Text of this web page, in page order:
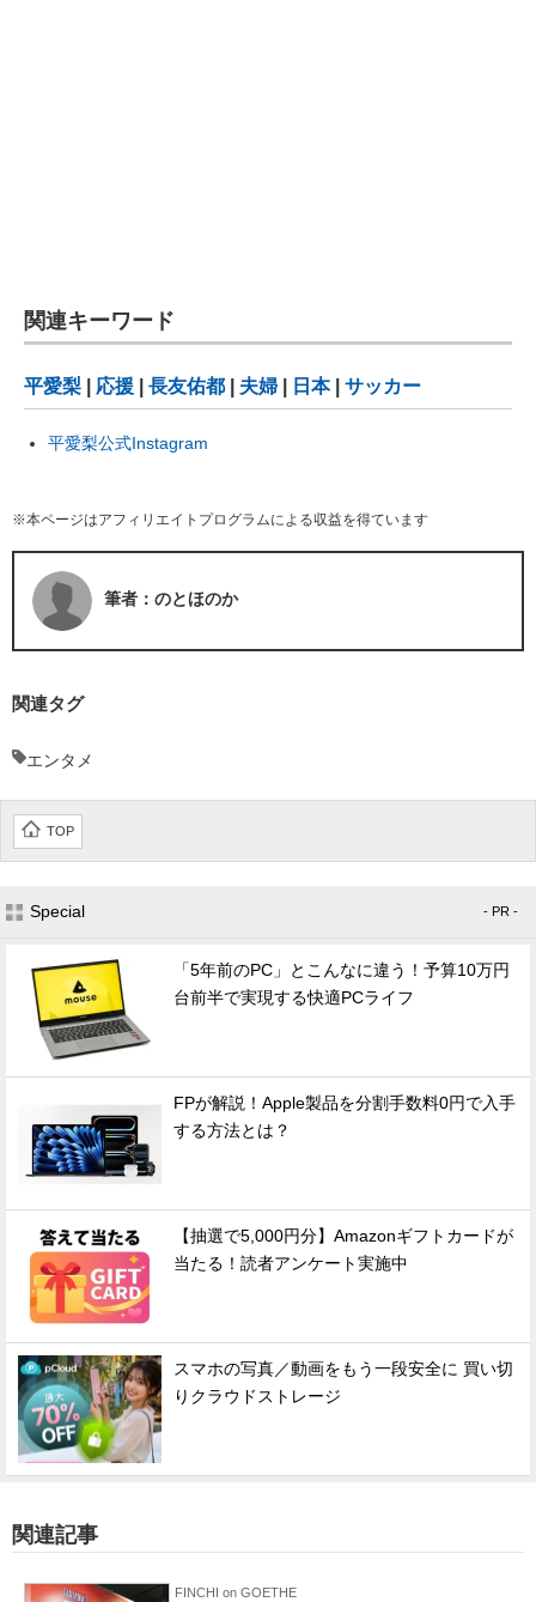
関連キーワード
平愛梨 応援 長友佑都 夫婦 日本| サッカー
平愛梨公式Instagram
※本ページはアフィリエイトプログラムによる収益を得ています
筆者：のとほのか
関連タグ
エンタメ
TOP
Special - PR -
「5年前のPC」とこんなに違う！予算10万円
台前半で実現する快適PCライフ
FPが解説！Apple製品を分割手数料0円で入手
する方法とは？
【抽選で5,000円分】Amazonギフトカードが
当たる！読者アンケート実施中
スマホの写真／動画をもう一段安全に 買い切
りクラウドストレージ
関連記事
FINCHI on GOETHE